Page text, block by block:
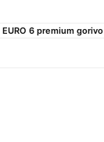
EURO 6 premium gorivo